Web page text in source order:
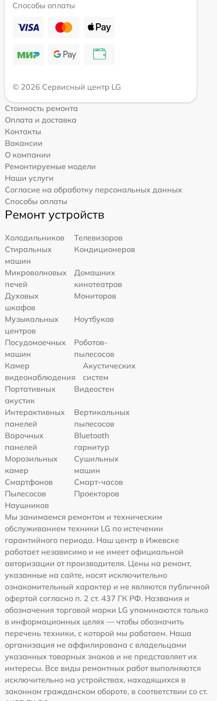
Способы оплаты
© 2026 Сервисный центр LG
Стоимость ремонта
Оплата и доставка
Контакты
Вакансии
О компании
Ремонтируемые модели
Наши услуги
Согласие на обработку персональных данных
Способы оплаты
Ремонт устройств
Холодильников
Телевизоров
Стиральных
машин
Кондиционеров
Микроволновых
печей
Домашних
кинотеатров
Духовых
шкафов
Мониторов
Музыкальных
центров
Ноутбуков
Посудомоечных
машин
Роботов-
пылесосов
Камер
видеонаблюдения
Акустических
систем
Портативных
акустик
Видеостен
Интерактивных
панелей
Вертикальных
пылесосов
Варочных
панелей
Bluetooth
гарнитур
Морозильных
камер
Сушильных
машин
Смартфонов
Смарт-часов
Пылесосов
Проекторов
Наушников
Мы занимаемся ремонтом и техническим
обслуживанием техники LG по истечении
гарантийного периода. Наш центр в Ижевске
работает независимо и не имеет официальной
авторизации от производителя. Цены на ремонт,
указанные на сайте, носят исключительно
ознакомительный характер и не являются публичной
офертой согласно п. 2 ст. 437 ГК РФ. Названия и
обозначения торговой марки LG упоминаются только
в информационных целях — чтобы обозначить
перечень техники, с которой мы работаем. Наша
организация не аффилирована с владельцами
указанных товарных знаков и не представляет их
интересы. Все виды ремонтных работ выполняются
исключительно на устройствах, находящихся в
законном гражданском обороте, в соответствии со ст.